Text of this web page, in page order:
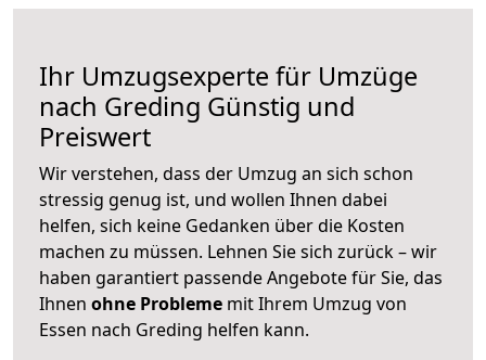
Ihr Umzugsexperte für Umzüge
nach Greding Günstig und
Preiswert
Wir verstehen, dass der Umzug an sich schon
stressig genug ist, und wollen Ihnen dabei
helfen, sich keine Gedanken über die Kosten
machen zu müssen. Lehnen Sie sich zurück – wir
haben garantiert passende Angebote für Sie, das
Ihnen ohne Probleme mit Ihrem Umzug von
Essen nach Greding helfen kann.